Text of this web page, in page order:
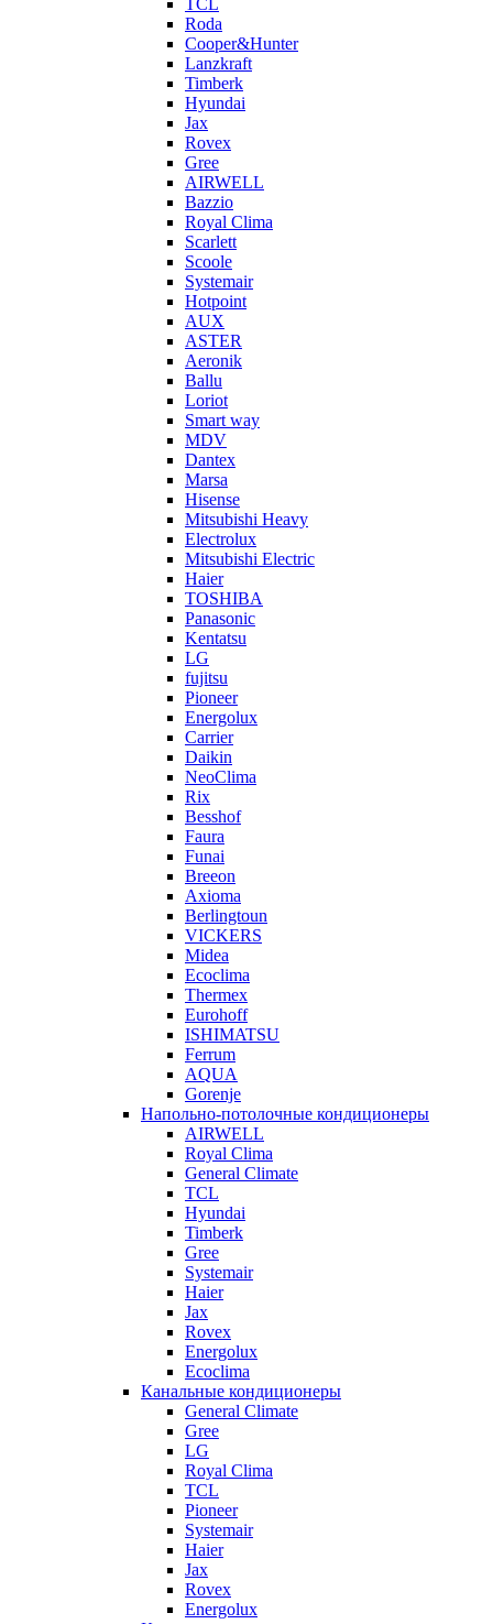
TCL
Roda
Cooper&Hunter
Lanzkraft
Timberk
Hyundai
Jax
Rovex
Gree
AIRWELL
Bazzio
Royal Clima
Scarlett
Scoole
Systemair
Hotpoint
AUX
ASTER
Aeronik
Ballu
Loriot
Smart way
MDV
Dantex
Marsa
Hisense
Mitsubishi Heavy
Electrolux
Mitsubishi Electric
Haier
TOSHIBA
Panasonic
Kentatsu
LG
fujitsu
Pioneer
Energolux
Carrier
Daikin
NeoClima
Rix
Besshof
Faura
Funai
Breeon
Axioma
Berlingtoun
VICKERS
Midea
Ecoclima
Thermex
Eurohoff
ISHIMATSU
Ferrum
AQUA
Gorenje
Напольно-потолочные кондиционеры
AIRWELL
Royal Clima
General Climate
TCL
Hyundai
Timberk
Gree
Systemair
Haier
Jax
Rovex
Energolux
Ecoclima
Канальные кондиционеры
General Climate
Gree
LG
Royal Clima
TCL
Pioneer
Systemair
Haier
Jax
Rovex
Energolux